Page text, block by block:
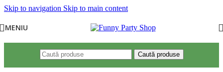
Skip to navigation Skip to main content
MENIU
Caută produse